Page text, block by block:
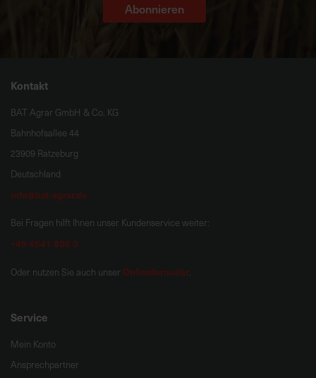
Abonnieren
Kontakt
BAT Agrar GmbH & Co. KG
Bahnhofsallee 44
23909 Ratzeburg
Deutschland
info@bat-agrar.de
Bei Fragen hilft Ihnen unser Kundenservice weiter:
+49 4541 806 0
Oder nutzen Sie auch unser Onlineformular.
Service
Mein Konto
Ansprechpartner